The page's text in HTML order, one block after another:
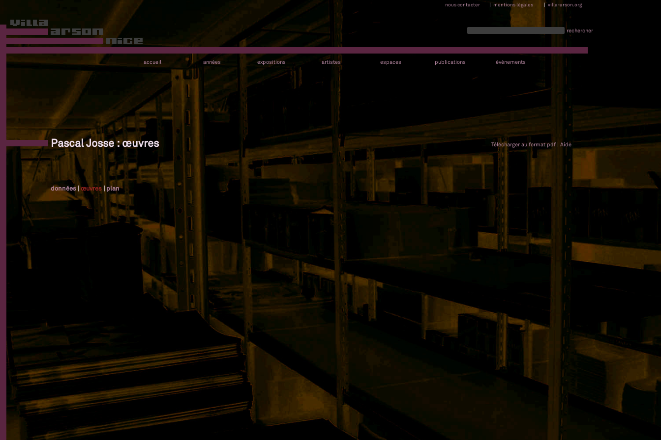
nous contacter | mentions légales | villa-arson.org
rechercher
accueil années expositions artistes espaces publications événements
Pascal Josse : œuvres Télécharger au format pdf | Aide
données |œuvres | plan